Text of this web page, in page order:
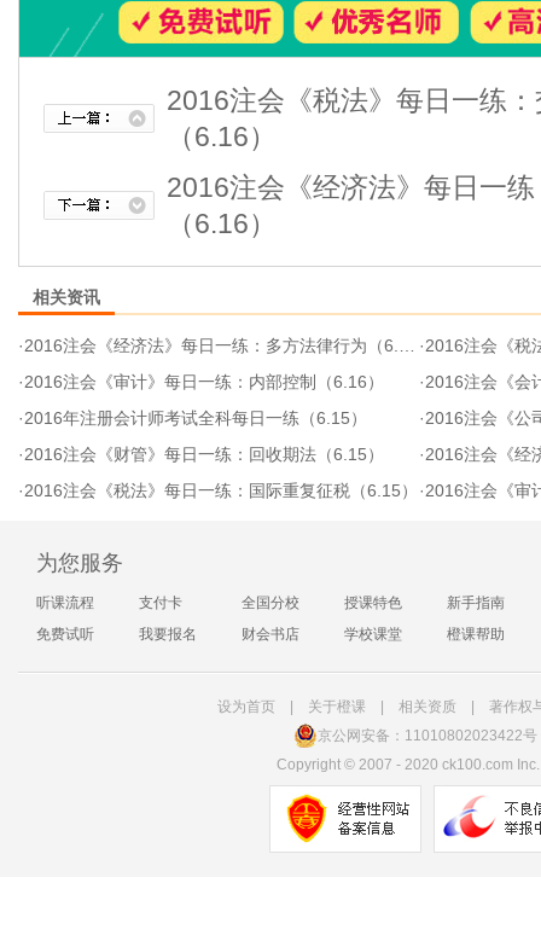
2016注会《税法》每日一练
（6.16）
2016注会《经济法》每日一
（6.16）
相关资讯
·2016注会《经济法》每日一练：多方法律行为（6.16） ·2016注会《税法
·2016注会《审计》每日一练：内部控制（6.16） ·2016注会《会计
·2016年注册会计师考试全科每日一练（6.15） ·2016注会《公司
·2016注会《财管》每日一练：回收期法（6.15） ·2016注会《经
·2016注会《税法》每日一练：国际重复征税（6.15） ·2016注会《审
为您服务
听课流程 支付卡 全国分校 授课特色
新手指南
免费试听
我要报名 财会书店 学校课堂 橙课帮助
设为首页| 关于橙课| 相关资质
著作权
京公网安备：11010802023422号
Copyright ©2007 - 2020 ck100.com